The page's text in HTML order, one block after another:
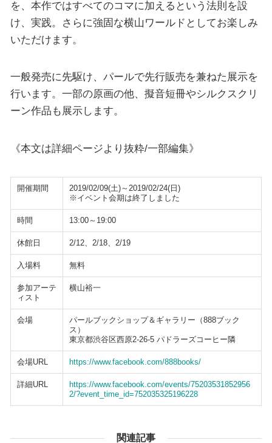
を、本作ではすべてのコマに加えるという法則を設
け、実践。さらに強固な横山ワールドとしてお楽しみ
いただけます。
一般発売に先駆け、パールで先行販売を兼ねた展示を
行います。一部の原画の他、擬音短冊やシルクスクリ
ーン作品も展示します。
《本文は詳細ページより抜粋/一部編集》
開催期間
2019/02/09(土)～2019/02/24(日)
※イベント会期は終了しました
時間 13:00～19:00
休館日 2/12、2/18、2/19
入場料 無料
参加アーテ
ィスト
横山裕一
会場
パールブックショップ＆ギャラリー（888ブック
ス）
東京都渋谷区西原2-26-5 パドラーズコーヒー隣
会場URL https://www.facebook.com/888books/
詳細URL
https://www.facebook.com/events/75203531852956
2/?event_time_id=752035325196228
関連記事